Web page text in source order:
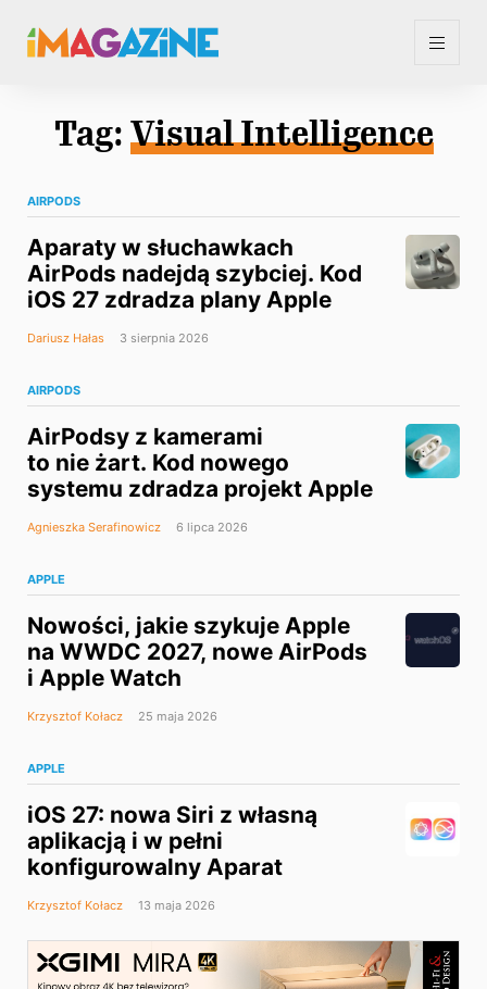
Tag: Visual Intelligence
AIRPODS
Aparaty w słuchawkach
AirPods nadejdą szybciej. Kod
iOS 27 zdradza plany Apple
Dariusz Hałas 3 sierpnia 2026
AIRPODS
AirPodsy z kamerami
to nie żart. Kod nowego
systemu zdradza projekt Apple
Agnieszka Serafinowicz 6 lipca 2026
APPLE
Nowości, jakie szykuje Apple
na WWDC 2027, nowe AirPods
i Apple Watch
Krzysztof Kołacz 25 maja 2026
APPLE
iOS 27: nowa Siri z własną
aplikacją i w pełni
konfigurowalny Aparat
Krzysztof Kołacz 13 maja 2026